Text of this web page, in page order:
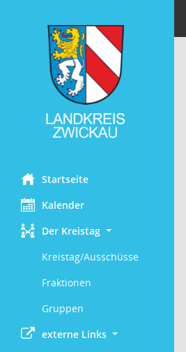
Startseite
Kalender
Der Kreistag
Kreistag/Ausschüsse
Fraktionen
Gruppen
externe Links